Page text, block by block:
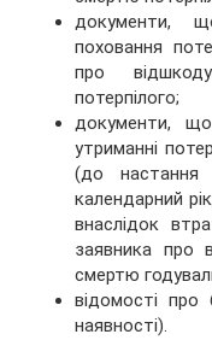
документи,
поховання
про
потерпілого;
документи,
утриманні
(до настання
календарний
внаслідок
заявника про
смертю
відомості про
наявності).